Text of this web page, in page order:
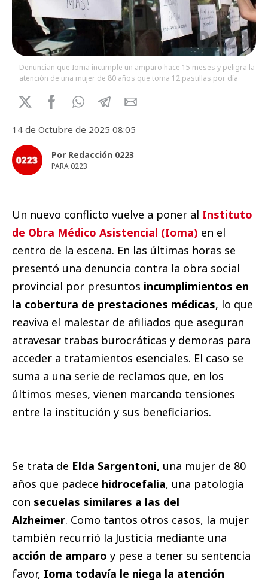
Denuncian que Ioma incumple un amparo hace 15 meses y peligra la
atención de una mujer de 80 años que toma 12 pastillas por día
14 de Octubre de 2025 08:05
Por Redacción 0223
PARA 0223
Un nuevo conflicto vuelve a poner al Instituto
de Obra Médico Asistencial (Ioma) en el
centro de la escena. En las últimas horas se
presentó una denuncia contra la obra social
provincial por presuntos incumplimientos en
la cobertura de prestaciones médicas, lo que
reaviva el malestar de afiliados que aseguran
atravesar trabas burocráticas y demoras para
acceder a tratamientos esenciales. El caso se
suma a una serie de reclamos que, en los
últimos meses, vienen marcando tensiones
entre la institución y sus beneficiarios.
Se trata de Elda Sargentoni, una mujer de 80
años que padece hidrocefalia, una patología
con secuelas similares a las del
Alzheimer. Como tantos otros casos, la mujer
también recurrió la Justicia mediante una
acción de amparo y pese a tener su sentencia
favor, Ioma todavía le niega la atención